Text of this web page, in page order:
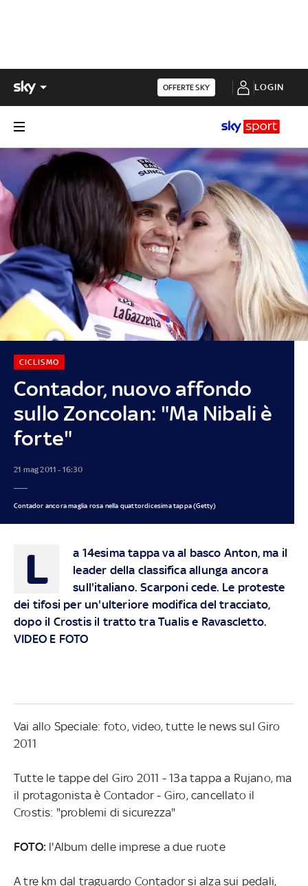
OFFERTE SKY LOGIN
Contador, nuovo affondo
sullo Zoncolan: "Ma Nibali è
forte"
CICLISMO
21 mag 2011 - 16:30
Contador ancora maglia rosa nella quattordicesima tappa (Getty)
L
a 14esima tappa va al basco Anton, ma il
leader della classifica allunga ancora
sull'italiano. Scarponi cede. Le proteste
dei tifosi per un'ulteriore modifica del tracciato,
dopo il Crostis il tratto tra Tualis e Ravascletto.
VIDEO E FOTO
Vai allo Speciale: foto, video, tutte le news sul Giro
2011
Tutte le tappe del Giro 2011 - 13a tappa a Rujano, ma
il protagonista è Contador - Giro, cancellato il
Crostis: "problemi di sicurezza"
FOTO:l'Album delle imprese a due ruote
A tre km dal traguardo Contador si alza sui pedali,